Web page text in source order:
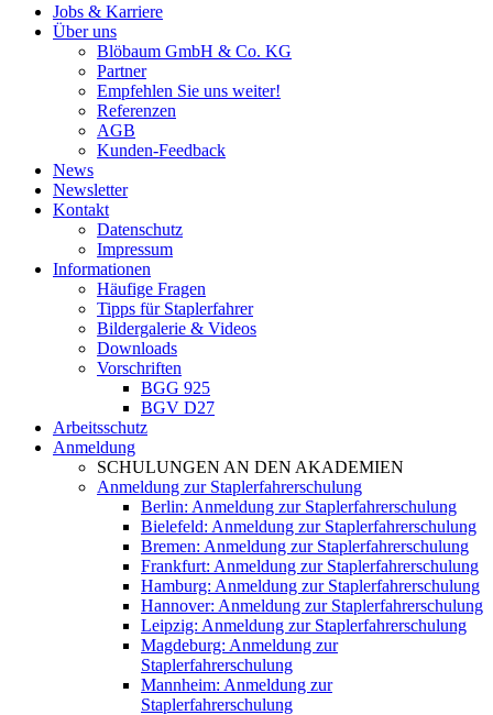
Jobs & Karriere
Über uns
Blöbaum GmbH & Co. KG
Partner
Empfehlen Sie uns weiter!
Referenzen
AGB
Kunden-Feedback
News
Newsletter
Kontakt
Datenschutz
Impressum
Informationen
Häufige Fragen
Tipps für Staplerfahrer
Bildergalerie & Videos
Downloads
Vorschriften
BGG 925
BGV D27
Arbeitsschutz
Anmeldung
SCHULUNGEN AN DEN AKADEMIEN
Anmeldung zur Staplerfahrerschulung
Berlin: Anmeldung zur Staplerfahrerschulung
Bielefeld: Anmeldung zur Staplerfahrerschulung
Bremen: Anmeldung zur Staplerfahrerschulung
Frankfurt: Anmeldung zur Staplerfahrerschulung
Hamburg: Anmeldung zur Staplerfahrerschulung
Hannover: Anmeldung zur Staplerfahrerschulung
Leipzig: Anmeldung zur Staplerfahrerschulung
Magdeburg: Anmeldung zur
Staplerfahrerschulung
Mannheim: Anmeldung zur
Staplerfahrerschulung